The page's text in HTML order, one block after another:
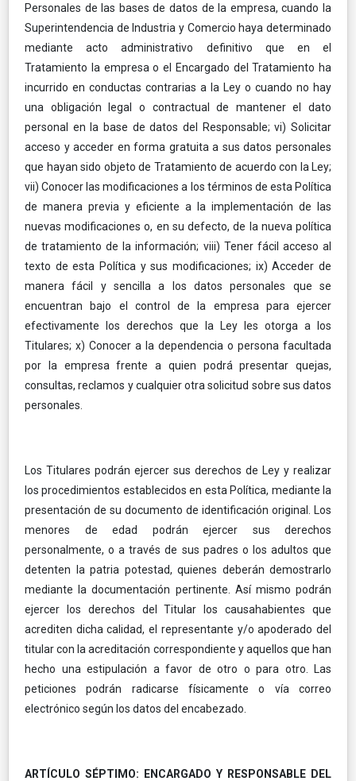
Personales de las bases de datos de la empresa, cuando la
Superintendencia de Industria y Comercio haya determinado
mediante acto administrativo definitivo que en el
Tratamiento la empresa o el Encargado del Tratamiento ha
incurrido en conductas contrarias a la Ley o cuando no hay
una obligación legal o contractual de mantener el dato
personal en la base de datos del Responsable; vi) Solicitar
acceso y acceder en forma gratuita a sus datos personales
que hayan sido objeto de Tratamiento de acuerdo con la Ley;
vii) Conocer las modificaciones a los términos de esta Política
de manera previa y eficiente a la implementación de las
nuevas modificaciones o, en su defecto, de la nueva política
de tratamiento de la información; viii) Tener fácil acceso al
texto de esta Política y sus modificaciones; ix) Acceder de
manera fácil y sencilla a los datos personales que se
encuentran bajo el control de la empresa para ejercer
efectivamente los derechos que la Ley les otorga a los
Titulares; x) Conocer a la dependencia o persona facultada
por la empresa frente a quien podrá presentar quejas,
consultas, reclamos y cualquier otra solicitud sobre sus datos
personales.
Los Titulares podrán ejercer sus derechos de Ley y realizar
los procedimientos establecidos en esta Política, mediante la
presentación de su documento de identificación original. Los
menores de edad podrán ejercer sus derechos
personalmente, o a través de sus padres o los adultos que
detenten la patria potestad, quienes deberán demostrarlo
mediante la documentación pertinente. Así mismo podrán
ejercer los derechos del Titular los causahabientes que
acrediten dicha calidad, el representante y/o apoderado del
titular con la acreditación correspondiente y aquellos que han
hecho una estipulación a favor de otro o para otro. Las
peticiones podrán radicarse físicamente o vía correo
electrónico según los datos del encabezado.
ARTÍCULO SÉPTIMO: ENCARGADO Y RESPONSABLE DEL